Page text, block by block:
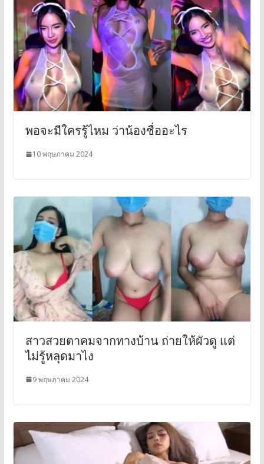
พอจะมีใครรู้ไหม ว่าน้องชื่ออะไร
10 พฤษภาคม 2024
สาวสวยตาคมจากทางบ้าน ถ่ายให้ผัวดู แต่
ไม่รู้หลุดมาไง
9 พฤษภาคม 2024